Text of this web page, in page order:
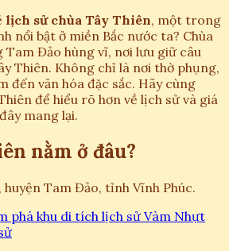
lịch sử chùa Tây Thiên, một trong
nổi bật ở miền Bắc nước ta? Chùa
Đảo hùng vĩ, nơi lưu giữ câu
Thiên. Không chỉ là nơi thờ phụng,
đến văn hóa đặc sắc. Hãy cùng
để hiểu rõ hơn về lịch sử và giá
mang lại.
nằm ở đâu?
Tam Đảo, tỉnh Vĩnh Phúc.
phá khu di tích lịch sử Vàm Nhựt